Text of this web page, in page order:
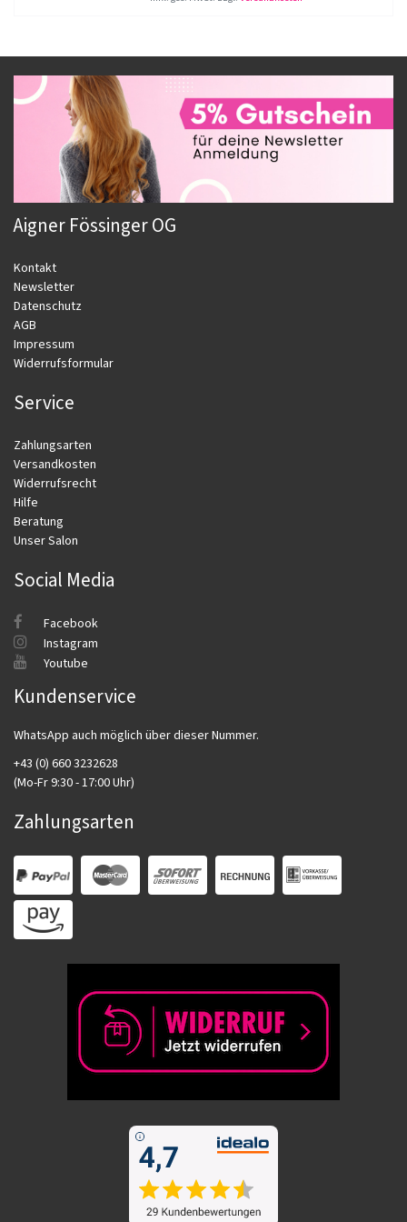
Aigner Fössinger OG
Kontakt
Newsletter
Datenschutz
AGB
Impressum
Widerrufsformular
Service
Zahlungsarten
Versandkosten
Widerrufsrecht
Hilfe
Beratung
Unser Salon
Social Media
Facebook
Instagram
Youtube
Kundenservice
WhatsApp auch möglich über dieser Nummer.
+43 (0) 660 3232628
(Mo-Fr 9:30 - 17:00 Uhr)
Zahlungsarten